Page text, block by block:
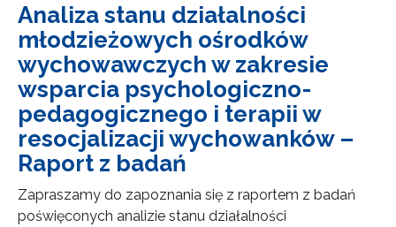
Analiza stanu działalności
młodzieżowych ośrodków
wychowawczych w zakresie
wsparcia psychologiczno-
pedagogicznego i terapii w
resocjalizacji wychowanków –
Raport z badań
Zapraszamy do zapoznania się z raportem z badań
poświęconych analizie stanu działalności